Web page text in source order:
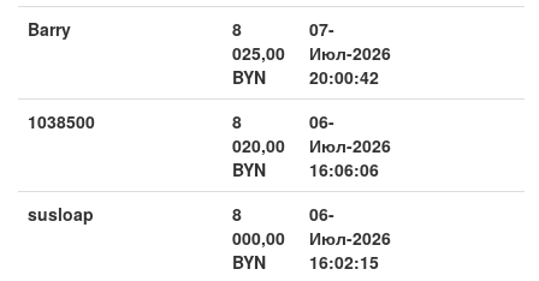
Barry
8
025,00
BYN
07-
Июл-2026
20:00:42
1038500
8
020,00
BYN
06-
Июл-2026
16:06:06
susloap
8
000,00
BYN
06-
Июл-2026
16:02:15